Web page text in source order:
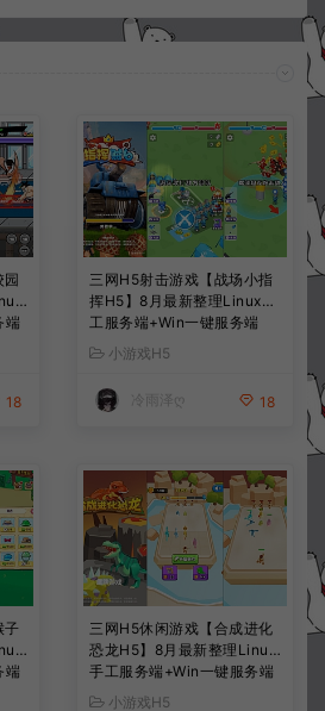
园
端
18
三网H5射击游戏【战场小指
挥H5】8月最新整理Linux手
工服务端+Win一键服务端
+解压即玩+简易安卓客户端
+详细搭建教程
小游戏H5
冷雨泽ღ 18
子
端
三网H5休闲游戏【合成进化
恐龙H5】8月最新整理Linux
手工服务端+Win一键服务端
+解压即玩+简易安卓客户端
小游戏H5